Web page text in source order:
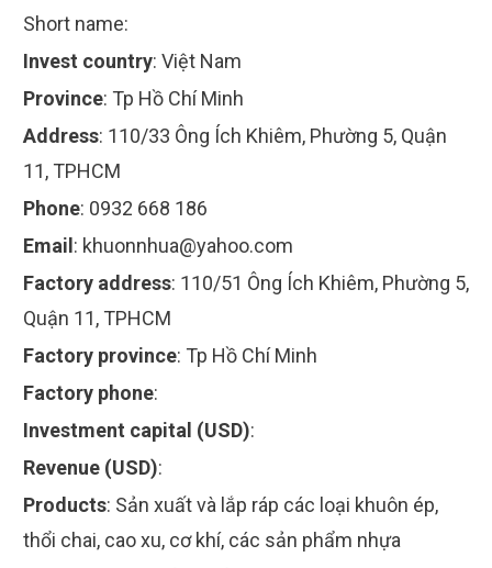
Short name:
Invest country: Việt Nam
Province: Tp Hồ Chí Minh
Address: 110/33 Ông Ích Khiêm, Phường 5, Quận
11, TPHCM
Phone: 0932 668 186
Email : khuonnhua@yahoo.com
Factory address: 110/51 Ông Ích Khiêm, Phường 5,
Quận 11, TPHCM
Factory province: Tp Hồ Chí Minh
Factory phone:
Investment capital (USD):
Revenue (USD):
Products: Sản xuất và lắp ráp các loại khuôn ép,
thổi chai, cao xu, cơ khí, các sản phẩm nhựa